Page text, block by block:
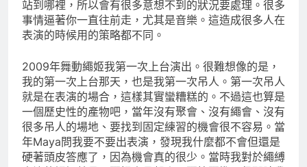
站到哪裡，所以會有很多意想不到的狀況要處理。很多
事情逼著你一直往前走，尤其是音樂。這造成很多人在
表演的時候用的策略都不同。
2009年舞動繩姬我第一次上台演出。很難想像的是，
我的第一次上台那天，也是我第一次吊人。第一次吊人
就是在表演的場合，這樣其實蠻糟糕的。不過這也算是
一個歷史性的產物吧，當年沒有聚會、沒有繩會、沒有
很多吊人的場地、要找到固定練習的機會很不容易。當
年Maya問我要不要出表演，發現我什麼都不會但還是
硬著頭皮答應了，因為機會真的很少。當時我對於繩縛